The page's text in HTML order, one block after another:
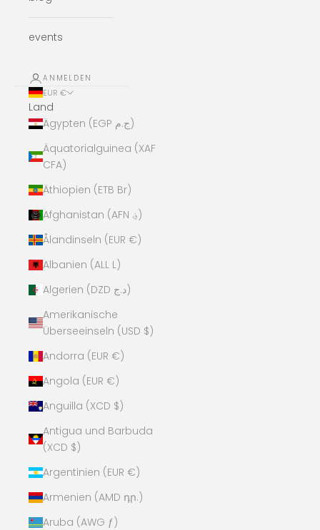
events
ANMELDEN
EUR €
Land
Ägypten (EGP ج.م)
Äquatorialguinea (XAF
CFA)
Äthiopien (ETB Br)
Afghanistan (AFN ؋)
Ålandinseln (EUR €)
Albanien (ALL L)
Algerien (DZD د.ج)
Amerikanische
Überseeinseln (USD $)
Andorra (EUR €)
Angola (EUR €)
Anguilla (XCD $)
Antigua und Barbuda
(XCD $)
Argentinien (EUR €)
Armenien (AMD դր.)
Aruba (AWG ƒ)